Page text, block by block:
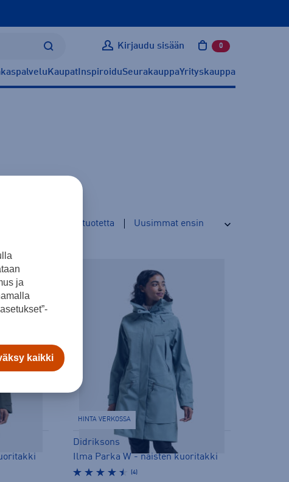
Kirjaudu sisään 0 tuotetta
Kaupat InspiroiduSeurakauppaYrityskauppa
tuotetta
HINTA VERKOSSA
Didriksons
Ilma Parka W - naisten kuoritakki
(4)
ja
kaikki